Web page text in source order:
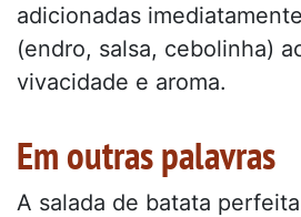
adicionadas
(endro, salsa, cebolinha)
vivacidade e aroma.
Em outras palavras
A salada de batata